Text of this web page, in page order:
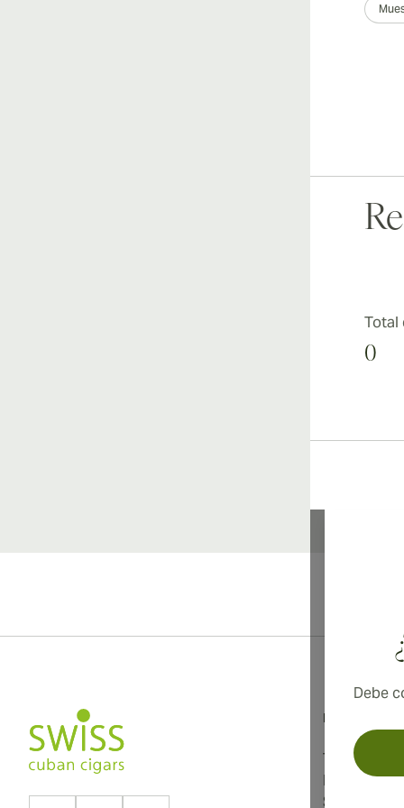
Total
0
Debe
Información
Términos y
Política de
Sobre